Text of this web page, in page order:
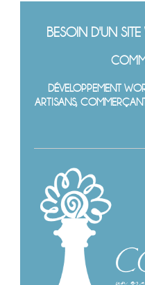
BESOIN D'UN
COMM
DÉVELOPPEMENT
ARTISANS,